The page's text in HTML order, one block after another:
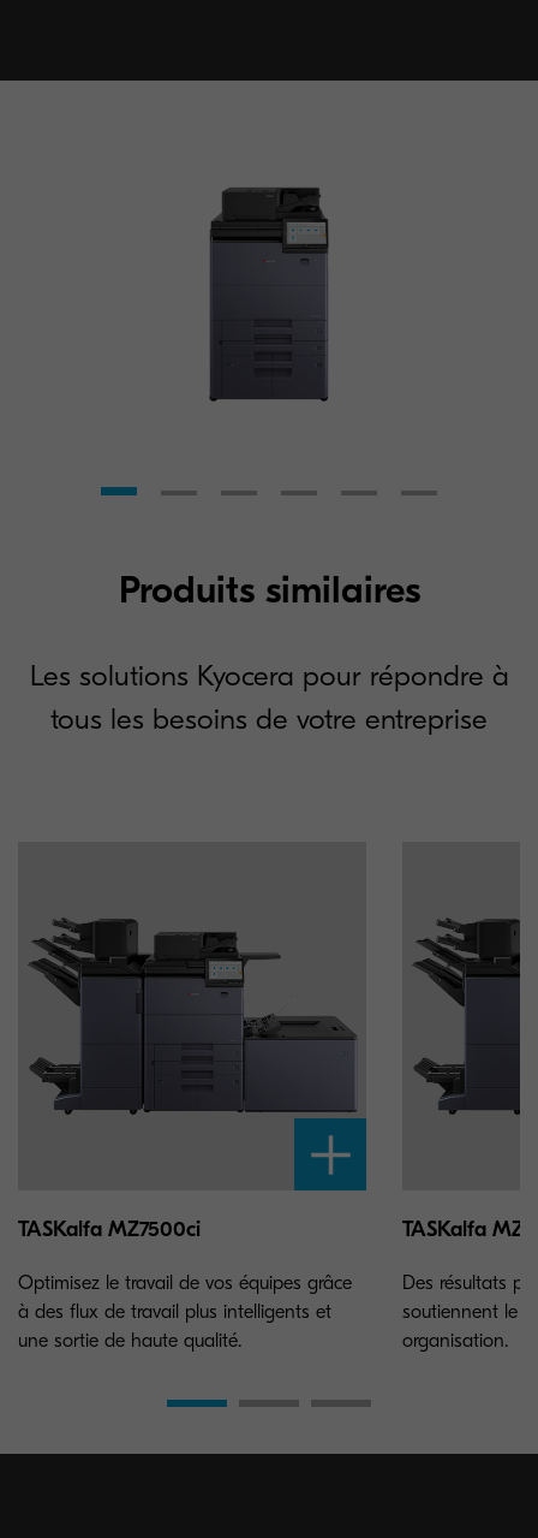
Produits similaires
Les solutions Kyocera pour répondre à
tous les besoins de votre entreprise
TASKalfa MZ7500ci
Optimisez le travail de vos équipes grâce
à des flux de travail plus intelligents et
une sortie de haute qualité.
TASKalfa
Des résultats
soutiennent le
organisation.